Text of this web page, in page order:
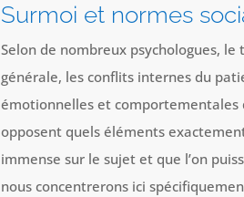
Surmoi et normes
Selon de nombreux psychologues,
générale, les conflits internes du
émotionnelles et comportementales
opposent quels éléments
immense sur le sujet et que l’on
nous concentrerons ici